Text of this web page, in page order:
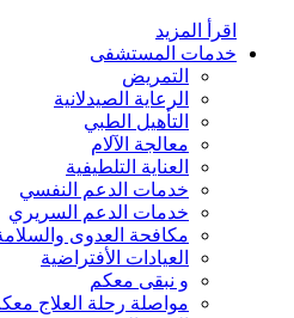
اقرأ المزيد
خدمات المستشفى
التمريض
الرعاية الصيدلانية
التأهيل الطبي
معالجة الآلام
العناية التلطيفية
خدمات الدعم النفسي
خدمات الدعم السريري
مكافحة العدوى
العيادات الأفتراضية
و نبقى معكم
مواصلة رحلة العلاج